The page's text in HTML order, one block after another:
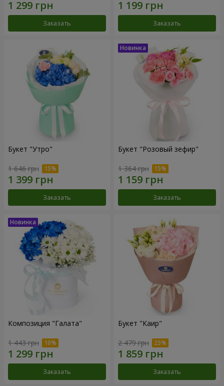
Заказать Заказать
Букет "Утро"
1 646 грн
Заказать
Букет "Розовый зефир"
1 364 грн
Заказать
Композиция "Галата"
1 443 грн
Заказать
Букет "Каир"
2 479 грн
Заказать